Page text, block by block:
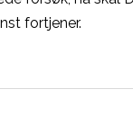
fortjener.